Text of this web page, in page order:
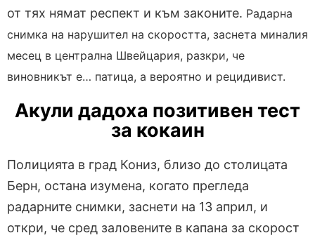
от тях нямат респект и към законите. Радарна
снимка на нарушител на скоростта, заснета миналия
месец в централна Швейцария, разкри, че
виновникът е… патица, а вероятно и рецидивист.
Акули дадоха позитивен тест
за кокаин
Полицията в град Кониз, близо до столицата
Берн, остана изумена, когато прегледа
радарните снимки, заснети на 13 април, и
откри, че сред заловените в капана за скорост